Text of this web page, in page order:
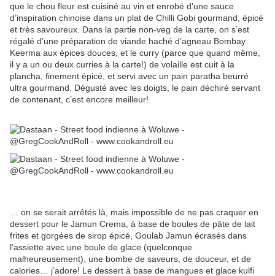
que le chou fleur est cuisiné au vin et enrobé d’une sauce
d’inspiration chinoise dans un plat de Chilli Gobi gourmand, épicé
et très savoureux. Dans la partie non-veg de la carte, on s’est
régalé d’une préparation de viande haché d’agneau Bombay
Keerma aux épices douces, et le curry (parce que quand même,
il y a un ou deux curries à la carte!) de volaille est cuit à la
plancha, finement épicé, et servi avec un pain paratha beurré
ultra gourmand. Dégusté avec les doigts, le pain déchiré servant
de contenant, c’est encore meilleur!
… on se serait arrêtés là, mais impossible de ne pas craquer en
dessert pour le Jamun Crema, à base de boules de pâte de lait
frites et gorgées de sirop épicé, Goulab Jamun écrasés dans
l’assiette avec une boule de glace (quelconque
malheureusement), une bombe de saveurs, de douceur, et de
calories… j’adore! Le dessert à base de mangues et glace kulfi